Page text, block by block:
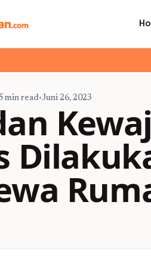
min read•Juni 26, 2023